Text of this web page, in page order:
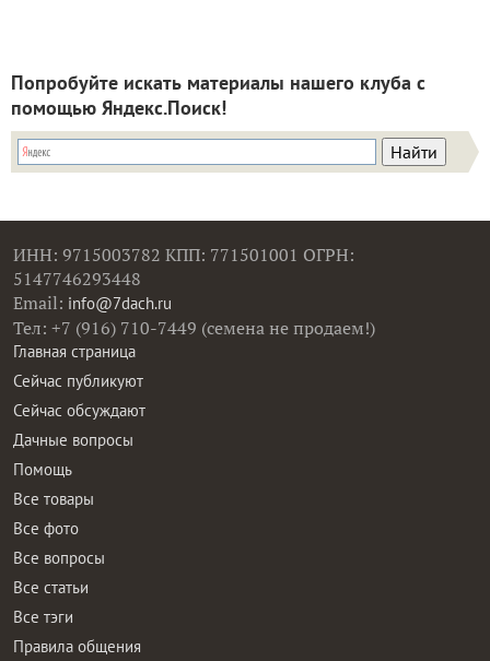
Попробуйте искать материалы нашего клуба с
помощью Яндекс.Поиск!
ИНН: 9715003782 КПП: 771501001 ОГРН:
5147746293448
Email: info@7dach.ru
Тел: +7 (916) 710-7449 (семена не продаем!)
Главная страница
Сейчас публикуют
Сейчас обсуждают
Дачные вопросы
Помощь
Все товары
Все фото
Все вопросы
Все статьи
Все тэги
Правила общения